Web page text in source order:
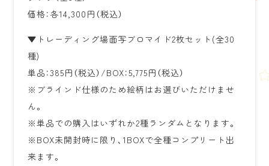
価格：各14,300円（税込）
▼トレーディング場面写ブロマイド2枚セット(全30
種)
単品：385円（税込）/BOX：5,775円（税込）
※ブラインド仕様のため絵柄はお選びいただけませ
ん。
※単品での購入はいずれか2種ランダムとなります。
※BOX未開封時に限り、1BOXで全種コンプリート出
来ます。